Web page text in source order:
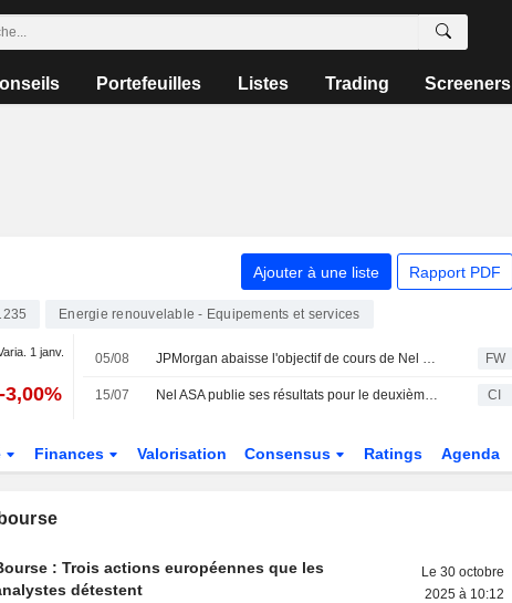
Portefeuilles Listes Trading Screeners
Ajouter à une liste Rapport PDF
Energie renouvelable - Equipements et services
1 janv.
-3,00%
05/08 JPMorgan abaisse l'objectif de cours de Nel à 1,80 couronne norvégienne (contre 2,90), maintient sa recommandation Neutre - BN FW
15/07 Nel ASA publie ses résultats pour le deuxième trimestre et le premier semestre clos le 30 juin 2026 CI
Finances Valorisation Consensus Ratings Agenda
: Trois actions européennes que les
détestent
Le 30 octobre
2025 à 10:12